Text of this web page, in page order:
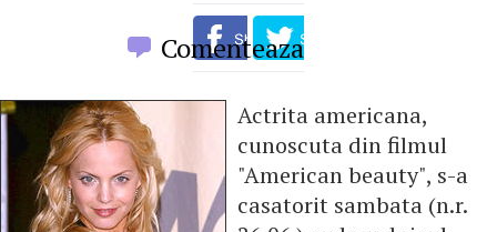
Comenteaza
Actrita americana,
cunoscuta din filmul
"American beauty", s-a
casatorit sambata (n.r.